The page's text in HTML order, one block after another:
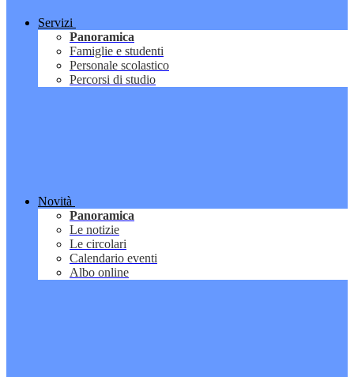
Servizi
Panoramica
Famiglie e studenti
Personale scolastico
Percorsi di studio
Novità
Panoramica
Le notizie
Le circolari
Calendario eventi
Albo online